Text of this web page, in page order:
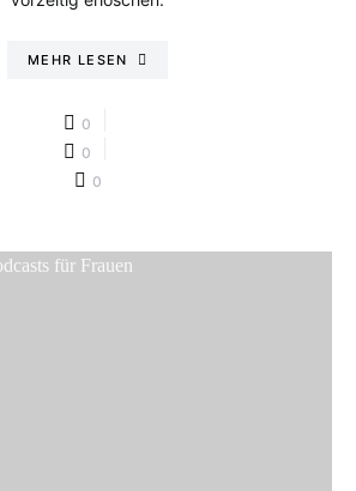
MEHR LESEN
0
0
0